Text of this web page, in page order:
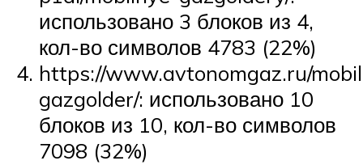
использовано 3 блоков из 4,
кол-во символов 4783 (22%)
https://www.avtonomgaz.ru/
gazgolder/: использовано 10
блоков из 10, кол-во символов
7098 (32%)